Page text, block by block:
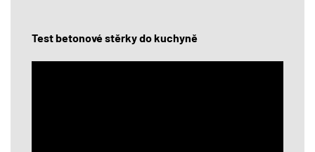
Test betonové stěrky do kuchyně